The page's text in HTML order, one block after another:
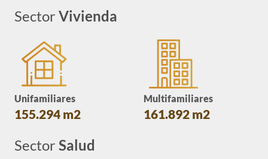
Sector Vivienda
Unifamiliares
155.294 m2
Multifamiliares
161.892 m2
Sector Salud